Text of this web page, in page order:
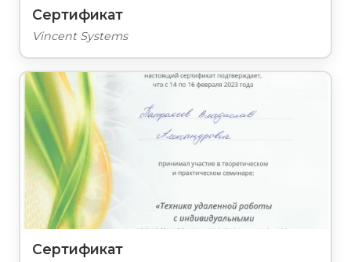
Сертификат
Vincent Systems
Сертификат